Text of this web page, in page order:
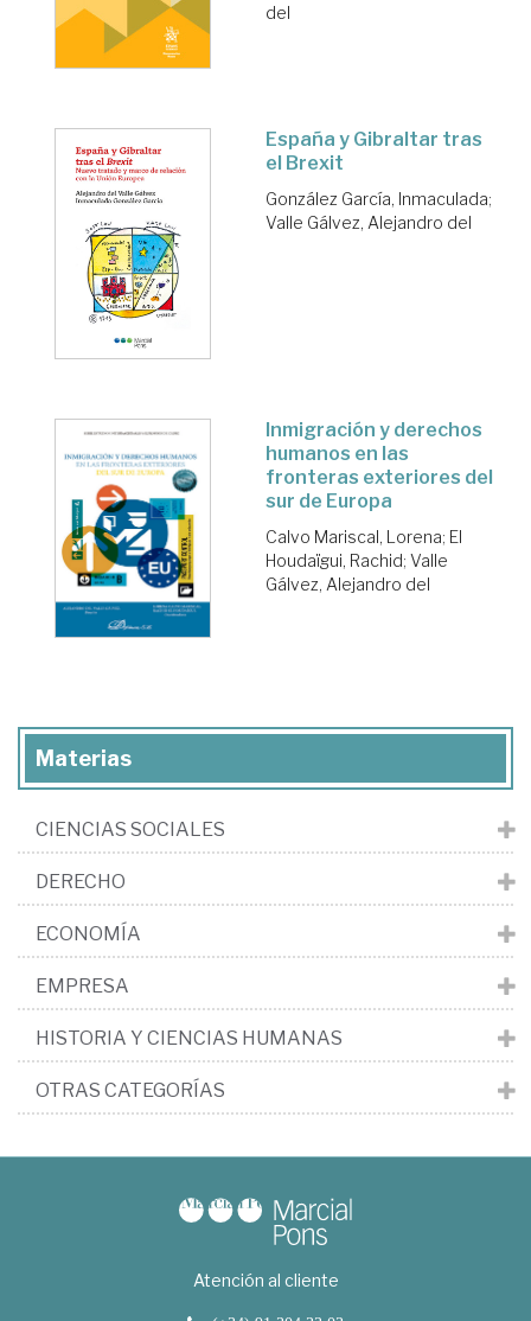
del
España y Gibraltar tras
el Brexit
González García, Inmaculada;
Valle Gálvez, Alejandro del
Inmigración y derechos
humanos en las
fronteras exteriores del
sur de Europa
Calvo Mariscal, Lorena; El
Houdaïgui, Rachid; Valle
Gálvez, Alejandro del
Materias
CIENCIAS SOCIALES
DERECHO
ECONOMÍA
EMPRESA
HISTORIA Y CIENCIAS HUMANAS
OTRAS CATEGORÍAS
Atención al cliente